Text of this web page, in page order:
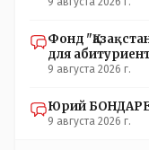
Фонд
для
9 августа 2026 г.
Юрий
9 августа 2026 г.